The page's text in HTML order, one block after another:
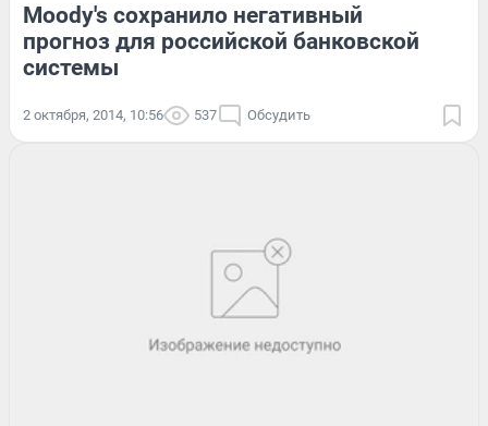
Moody's сохранило негативный
прогноз для российской банковской
системы
2 октября, 2014, 10:56 537 Обсудить